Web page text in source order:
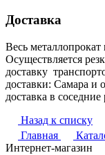
Доставка
Весь
Осуществляется
доставку
доставки: Самара и
доставка в
Назад к списку
Главная
Интернет-магазин